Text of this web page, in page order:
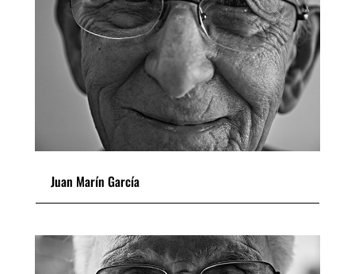
Juan Marín García